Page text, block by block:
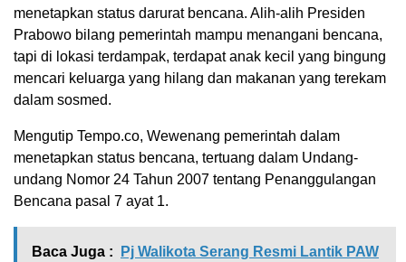
menetapkan status darurat bencana. Alih-alih Presiden
Prabowo bilang pemerintah mampu menangani bencana,
tapi di lokasi terdampak, terdapat anak kecil yang bingung
mencari keluarga yang hilang dan makanan yang terekam
dalam sosmed.
Mengutip Tempo.co, Wewenang pemerintah dalam
menetapkan status bencana, tertuang dalam Undang-
undang Nomor 24 Tahun 2007 tentang Penanggulangan
Bencana pasal 7 ayat 1.
Baca Juga :
Pj Walikota Serang Resmi Lantik PAW